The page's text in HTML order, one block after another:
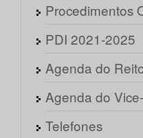
Procedimentos
PDI 2021-2025
Agenda do
Agenda do
Telefones